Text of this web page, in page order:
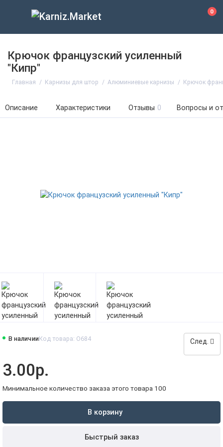
0
Крючок французский усиленный
"Кипр"
Главная Карнизы для штор Алюминиевые карнизы Крючок
Описание Характеристики Отзывы 0 Вопросы и
След.
В наличииКод товара: O684
3.00р.
Минимальное количество заказа этого товара 100
В корзину
Быстрый заказ